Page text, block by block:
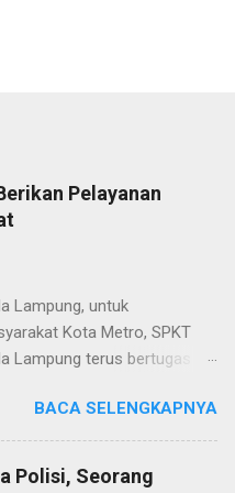
Pelayanan
Lampung, untuk
Kota Metro, SPKT
Lampung terus bertugas
pelayanan SKCK dan
sidik jari secara terpadu
Senin (06/01/2025) Dalam
BACA SELENGKAPNYA
Polisi, Seorang